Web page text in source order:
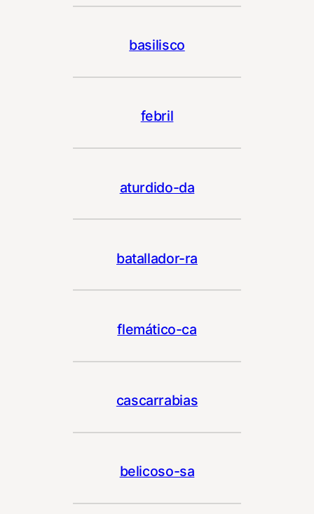
basilisco
febril
aturdido-da
batallador-ra
flemático-ca
cascarrabias
belicoso-sa